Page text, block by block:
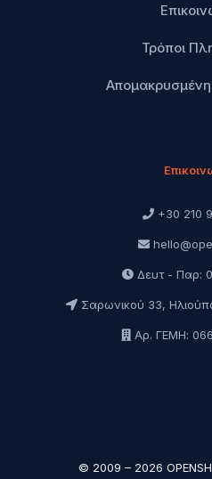
Τρόποι
+30 210
Δευτ - Παρ:
Σαρωνικού 33,
Αρ. ΓΕΜΗ:
© 2009 – 2026